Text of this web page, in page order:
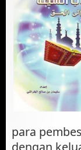
para
dengan